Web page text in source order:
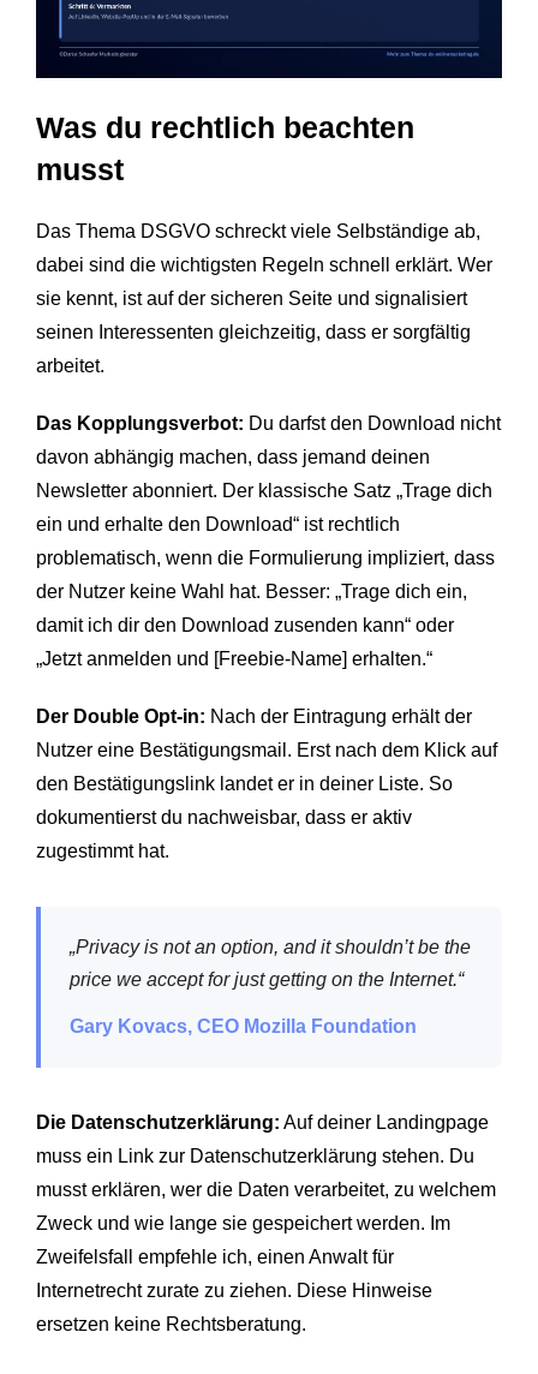
Was du rechtlich beachten
musst
Das Thema DSGVO schreckt viele Selbständige ab,
dabei sind die wichtigsten Regeln schnell erklärt. Wer
sie kennt, ist auf der sicheren Seite und signalisiert
seinen Interessenten gleichzeitig, dass er sorgfältig
arbeitet.
Das Kopplungsverbot: Du darfst den Download nicht
davon abhängig machen, dass jemand deinen
Newsletter abonniert. Der klassische Satz „Trage dich
ein und erhalte den Download“ ist rechtlich
problematisch, wenn die Formulierung impliziert, dass
der Nutzer keine Wahl hat. Besser: „Trage dich ein,
damit ich dir den Download zusenden kann“ oder
„Jetzt anmelden und [Freebie-Name] erhalten.“
Der Double Opt-in: Nach der Eintragung erhält der
Nutzer eine Bestätigungsmail. Erst nach dem Klick auf
den Bestätigungslink landet er in deiner Liste. So
dokumentierst du nachweisbar, dass er aktiv
zugestimmt hat.
„Privacy is not an option, and it shouldn’t be the
price we accept for just getting on the Internet.“
Gary Kovacs, CEO Mozilla Foundation
Die Datenschutzerklärung: Auf deiner Landingpage
muss ein Link zur Datenschutzerklärung stehen. Du
musst erklären, wer die Daten verarbeitet, zu welchem
Zweck und wie lange sie gespeichert werden. Im
Zweifelsfall empfehle ich, einen Anwalt für
Internetrecht zurate zu ziehen. Diese Hinweise
ersetzen keine Rechtsberatung.